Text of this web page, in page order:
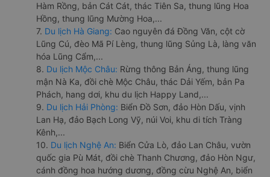
Hàm Rồng, bản Cát Cát, thác Tiên Sa, thung lũng Hoa
Hồng, thung lũng Mường Hoa,...
7. Du lịch Hà Giang: Cao nguyên đá Đồng Văn, cột cờ
Lũng Cú, đèo Mã Pí Lèng, thung lũng Sủng Là, làng văn
hóa Lũng Cẩm,...
8. Du lịch Mộc Châu: Rừng thông Bản Áng, thung lũng
mận Nà Ka, đồi chè Mộc Châu, thác Dải Yếm, bản Pa
Phách, hang dơi, khu du lịch Happy Land,...
9. Du lịch Hải Phòng: Biển Đồ Sơn, đảo Hòn Dấu, vịnh
Lan Hạ, đảo Bạch Long Vỹ, núi Voi, khu di tích Tràng
Kênh,...
10. Du lịch Nghệ An: Biển Cửa Lò, đảo Lan Châu, vườn
quốc gia Pù Mát, đồi chè Thanh Chương, đảo Hòn Ngư,
cánh đồng hoa hướng dương, đồng cừu Nghệ An, biển